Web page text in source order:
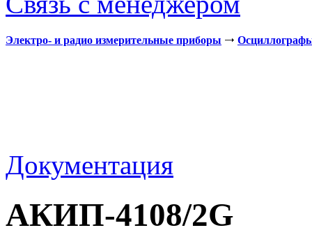
Электро- и радио измерительные приборы
Документация
АКИП-4108/2G